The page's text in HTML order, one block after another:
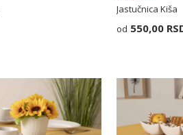
Jastučnica Kiša
550,00